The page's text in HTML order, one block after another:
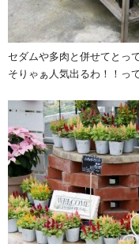
セダムや多肉と併せてとっ
そりゃぁ人気出るわ！！っ